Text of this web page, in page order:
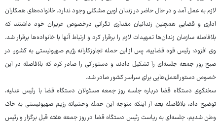
لازم به عمل آمد و در حال حاضر در زندان اوین مشکلی وجود ندارد. خانواده‌های همکاران
اداری و قضایی همچنین زندانیان مقداری نگرانی درخصوص عزیزان خود داشتند که
بلافاصله سازمان زندان‌ها تمهیدات لازم را برقرار کرد و ارتباط آنها با خانواده‌ها برقرار شد.
وی افزود: رئیس قوه قضاییه، پس از این حمله تجاوزکارانه رژیم صهیونیستی به کشور، در
صبح روز جمعه جلسه‌ای را تشکیل دادند و دستوراتی را صادر کرد که بلافاصله در این
خصوص دستورالعمل‌هایی برای سراسر کشور صادر شد.
سخنگوی دستگاه قضا درباره جلسه روز جمعه مسئولان دستگاه قضا با رئیس عدلیه،
توضیح داد: بلافاصله بعد از اینکه متوجه این حمله وحشیانه رژیم صهیونیستی به خاک
وطن شدیم، جلسه‌ای به ریاست رئیس دستگاه قضا در روز جمعه هفته قبل برگزار و رئیس